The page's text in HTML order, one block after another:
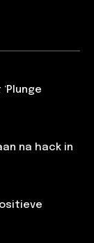
na hack in